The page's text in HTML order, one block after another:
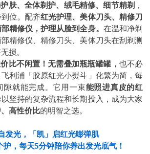
肤、全体剃护、绒毛精修、细节精剃 ，
位。配齐红光护理、美体刀头、精修刀
精修仪，护理从脸到全身。 在温和净剃
精修仪、精修刀头、美体刀头在刮剃测
损。
比不闲置！无需叠加瓶瓶罐罐， 也不必
利浦「胶原红光小熨斗」化繁为简，每
隙就能完成。它用一束能照进真皮的红
以坚持的复杂流程和长期投入，成为大家
高性价比的明智之选。
发光，「凯」启红光嘭弹肌
护，每天5分钟陪你养出发光底气！